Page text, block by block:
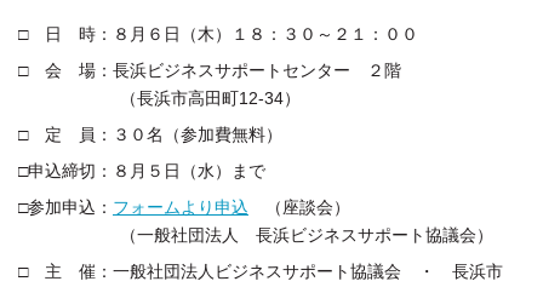
□ 日 時：８月６日（木）１８：３０～２１：００
□ 会 場：長浜ビジネスサポートセンター ２階
（長浜市高田町12-34）
□ 定 員：３０名（参加費無料）
□申込締切：８月５日（水）まで
□参加申込： フォームより申込 （座談会）
（一般社団法人 長浜ビジネスサポート協議会）
□ 主 催：一般社団法人ビジネスサポート協議会 ・ 長浜市